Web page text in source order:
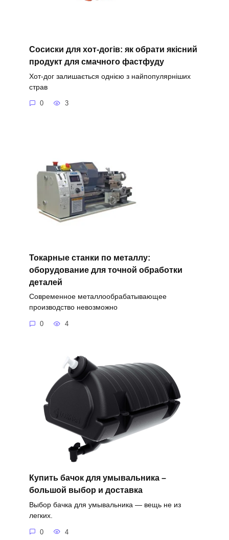
Сосиски для хот-догів: як обрати якісний
продукт для смачного фастфуду
Хот-дог залишається однією з найпопулярніших
страв
0 3
Токарные станки по металлу:
оборудование для точной обработки
деталей
Современное металлообрабатывающее
производство невозможно
0 4
Купить бачок для умывальника –
большой выбор и доставка
Выбор бачка для умывальника — вещь не из
легких.
0 4